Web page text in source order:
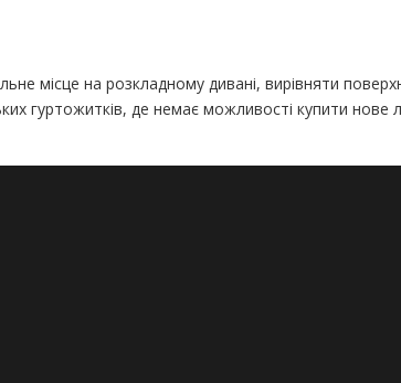
місце на розкладному дивані, вирівняти
гуртожитків, де немає можливості купити нове